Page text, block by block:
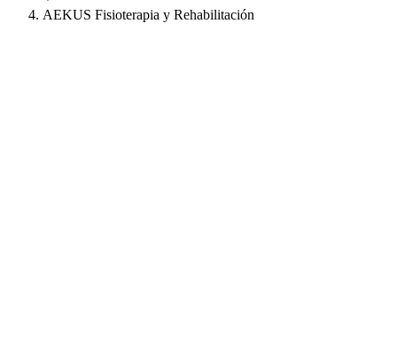
AEKUS Fisioterapia y Rehabilitación